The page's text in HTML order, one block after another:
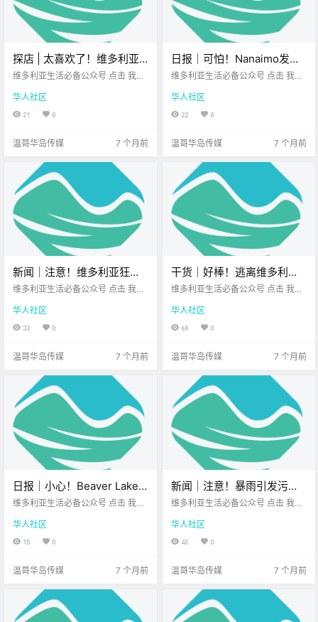
探店 | 太喜欢了！维多利亚
这家工业风咖啡店，好喝又
维多利亚生活必备公众号 点击 我在
想一直在你身边 前几天约朋友见面
三个人住得离得都不算近 于是决定
找一个中间点 我第一时间想到 Mile
华人社区
21 0
温哥华岛传媒 7 个月前
日报｜可怕！Nanaimo发生
凶杀案，65岁女子被杀！BC
暴力！
维多利亚生活必备公众号 点击 我在
想一直在你身边 公元2025年12月0
9日 农历10月20日 星期二 射手座
< 今日黄历 > 维多利亚本周气象预
华人社区
22 0
温哥华岛传媒 7 个月前
新闻｜注意！维多利亚狂风
暴雨，温哥华岛及周边地区
美术馆推出中国水墨画新
展！
维多利亚生活必备公众号 点击 我在
想一直在你身边 大家周三好呀～
时间过得比想象快 不如先来看看今
华人社区
33 0
温哥华岛传媒 7 个月前
干货｜好棒！逃离维多利亚
的雨季，这8个热门旅游目的
维多利亚生活必备公众号 点击 我在
想一直在你身边 维多利亚的冬天 常
常湿冷阴郁 偶尔换个环境、见见太
华人社区
68 0
温哥华岛传媒 7 个月前
日报｜小心！Beaver Lake
附近发生袭击事件！因积雪
开放日推迟！
维多利亚生活必备公众号 点击 我在
想一直在你身边 公元2025年12月10
日 农历10月21日 星期三 射手座 <
华人社区
15 0
温哥华岛传媒 7 个月前
新闻｜注意！暴雨引发污水
溢流，维多利亚多处海滩关
亚成为全国鼠患最严重的城
市之一！
维多利亚生活必备公众号 点击 我在
想一直在你身边 大家周四好呀～ 时
间过得比想象快 不如先来看看今天
华人社区
45 0
温哥华岛传媒 7 个月前